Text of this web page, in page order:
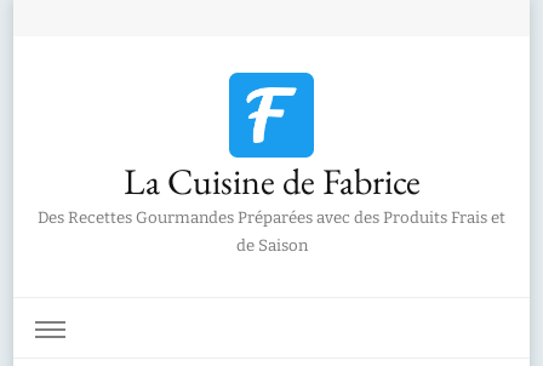
La Cuisine de Fabrice
Des Recettes Gourmandes Préparées avec des Produits Frais et
de Saison